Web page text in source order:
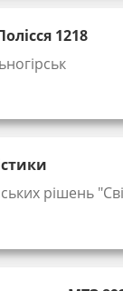
1218
рішень